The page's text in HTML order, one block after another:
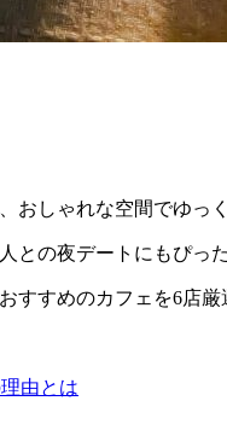
おしゃれな空間でゆっ
との夜デートにもぴっ
すすめのカフェを6店厳
由とは